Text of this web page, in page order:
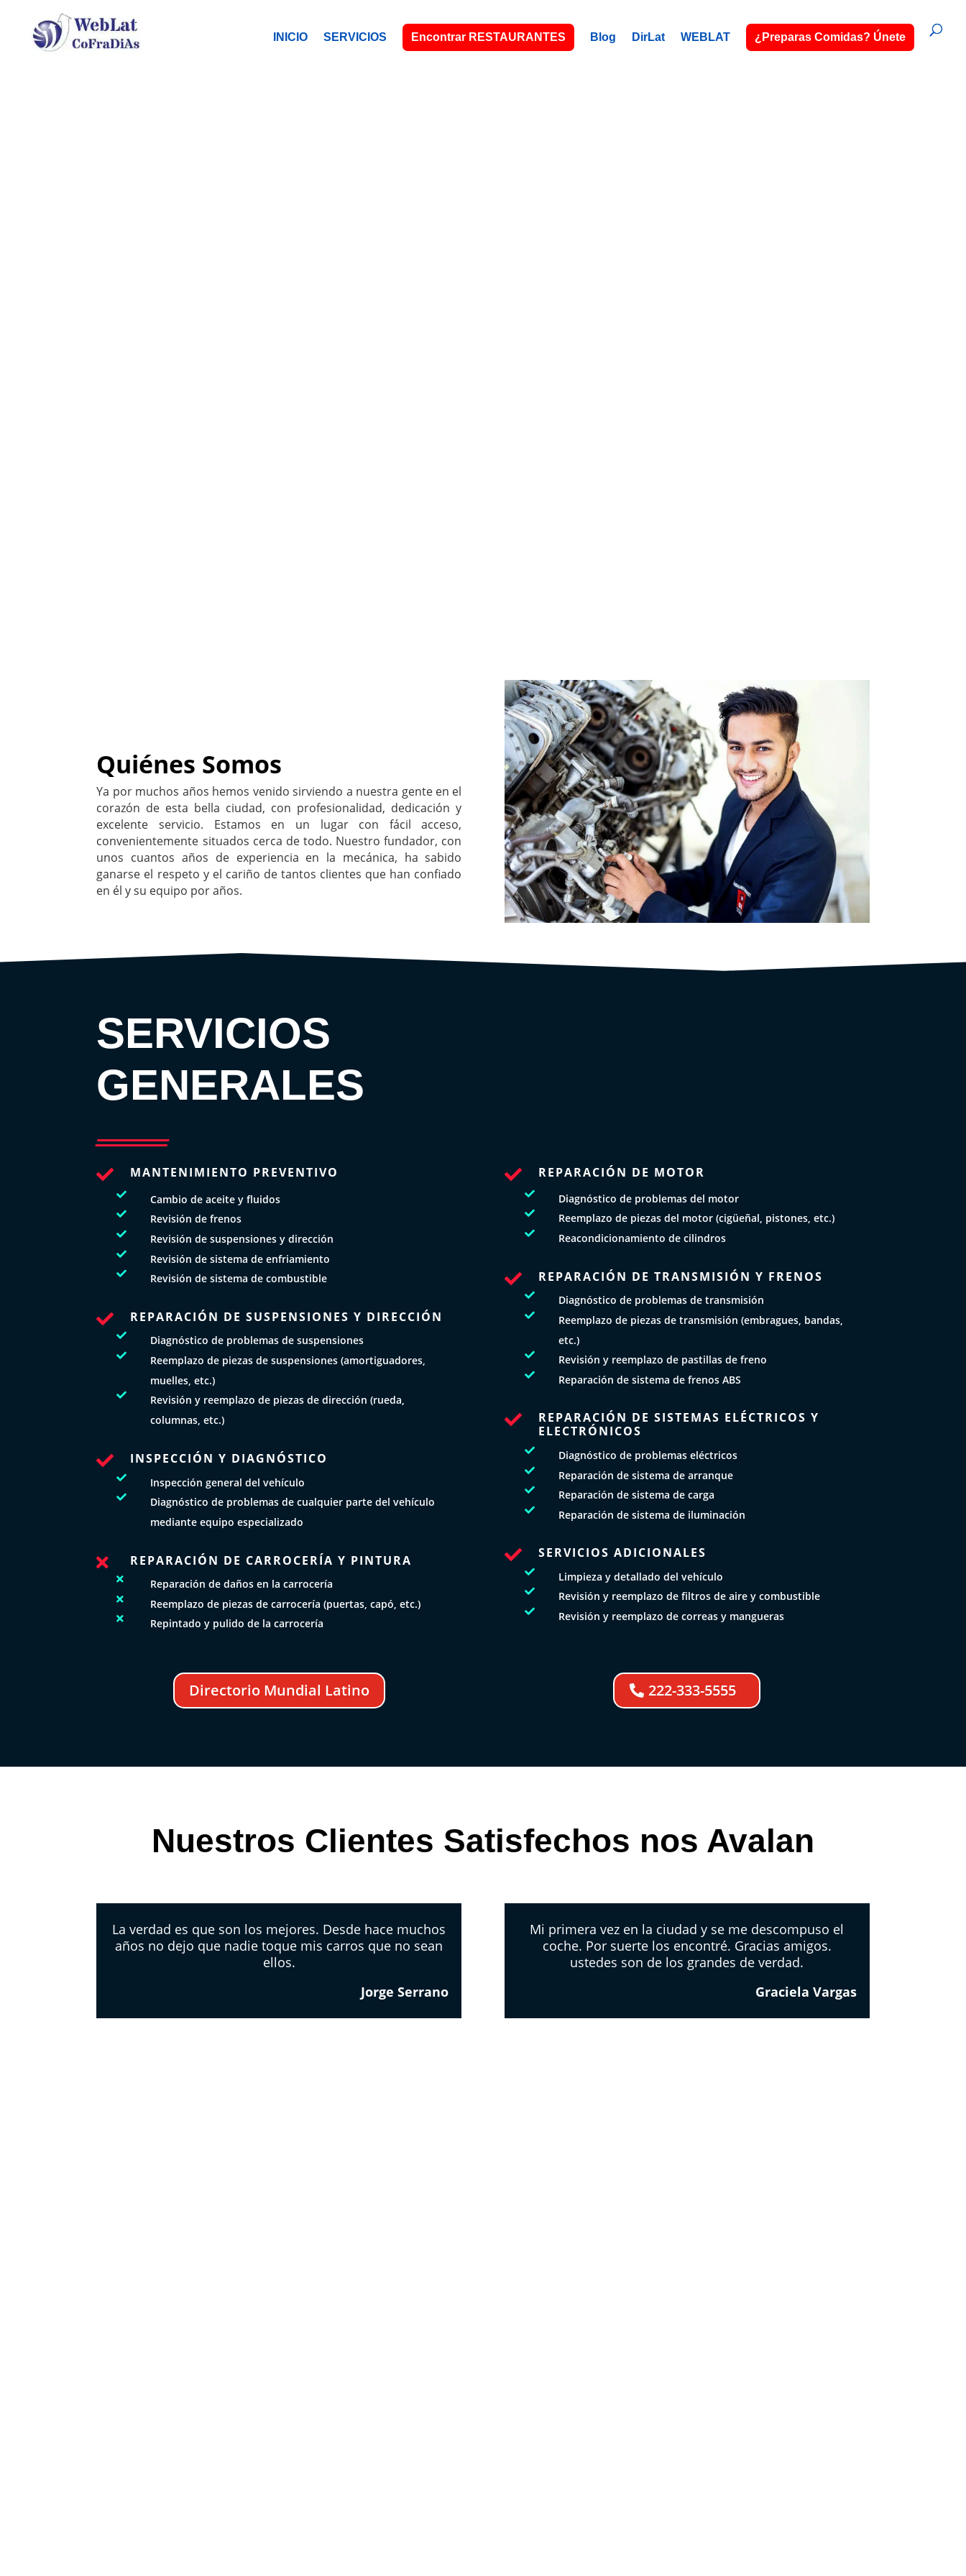
INICIO SERVICIOS Encontrar RESTAURANTES Blog DirLat WEBLAT ¿Preparas Comidas? Únete
Quiénes Somos
Ya por muchos años hemos venido sirviendo a nuestra gente en el
corazón de esta bella ciudad, con profesionalidad, dedicación y
excelente servicio. Estamos en un lugar con fácil acceso,
convenientemente situados cerca de todo. Nuestro fundador, con
unos cuantos años de experiencia en la mecánica, ha sabido
ganarse el respeto y el cariño de tantos clientes que han confiado
en él y su equipo por años.
SERVICIOS
GENERALES
 MANTENIMIENTO PREVENTIVO
 Cambio de aceite y fluidos
 Revisión de frenos
 Revisión de suspensiones y dirección
 Revisión de sistema de enfriamiento
 Revisión de sistema de combustible
 REPARACIÓN DE SUSPENSIONES Y DIRECCIÓN
 Diagnóstico de problemas de suspensiones

Reemplazo de piezas de suspensiones (amortiguadores,
muelles, etc.)

Revisión y reemplazo de piezas de dirección (rueda,
columnas, etc.)
 INSPECCIÓN Y DIAGNÓSTICO
 Inspección general del vehículo

Diagnóstico de problemas de cualquier parte del vehículo
mediante equipo especializado
 REPARACIÓN DE CARROCERÍA Y PINTURA
 Reparación de daños en la carrocería
 Reemplazo de piezas de carrocería (puertas, capó, etc.)
 Repintado y pulido de la carrocería
 REPARACIÓN DE MOTOR
 Diagnóstico de problemas del motor
 Reemplazo de piezas del motor (cigüeñal, pistones, etc.)
 Reacondicionamiento de cilindros
 REPARACIÓN DE TRANSMISIÓN Y FRENOS
 Diagnóstico de problemas de transmisión

Reemplazo de piezas de transmisión (embragues, bandas,
etc.)
 Revisión y reemplazo de pastillas de freno
 Reparación de sistema de frenos ABS

REPARACIÓN DE SISTEMAS ELÉCTRICOS Y
ELECTRÓNICOS
 Diagnóstico de problemas eléctricos
 Reparación de sistema de arranque
 Reparación de sistema de carga
 Reparación de sistema de iluminación
 SERVICIOS ADICIONALES
 Limpieza y detallado del vehículo
 Revisión y reemplazo de filtros de aire y combustible
 Revisión y reemplazo de correas y mangueras
Directorio Mundial Latino 222-333-5555
Nuestros Clientes Satisfechos nos Avalan
La verdad es que son los mejores. Desde hace muchos
años no dejo que nadie toque mis carros que no sean
ellos.
Jorge Serrano
Mi primera vez en la ciudad y se me descompuso el
coche. Por suerte los encontré. Gracias amigos.
ustedes son de los grandes de verdad.
Graciela Vargas